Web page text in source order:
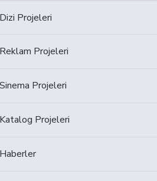
Dizi Projeleri
Reklam Projeleri
Sinema Projeleri
Katalog Projeleri
Haberler